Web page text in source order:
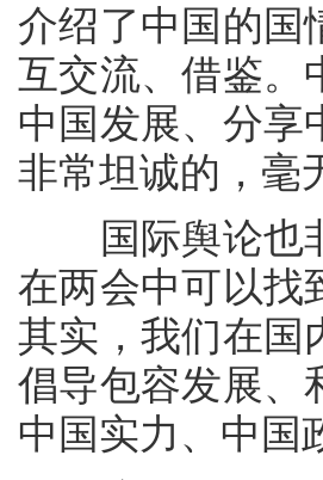
介绍了中国的国
互交流、借鉴。
中国发展、分享
非常坦诚的，毫
国际舆论也非
在两会中可以找
其实，我们在国
倡导包容发展、
中国实力、中国